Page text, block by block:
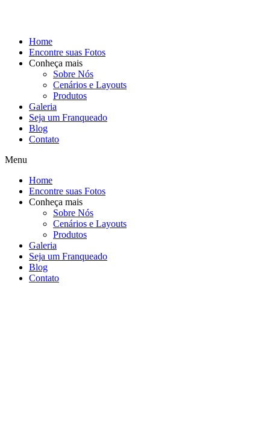
Home
Encontre suas Fotos
Conheça mais
Sobre Nós
Cenários e Layouts
Produtos
Galeria
Seja um Franqueado
Blog
Contato
Menu
Home
Encontre suas Fotos
Conheça mais
Sobre Nós
Cenários e Layouts
Produtos
Galeria
Seja um Franqueado
Blog
Contato